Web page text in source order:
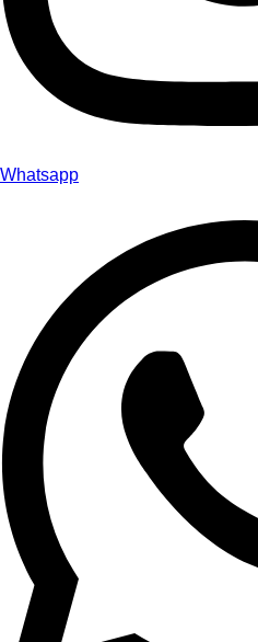
Whatsapp